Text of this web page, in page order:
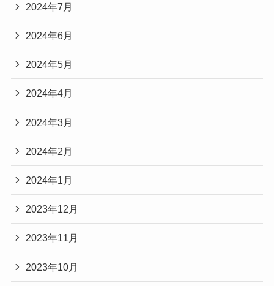
2024年7月
2024年6月
2024年5月
2024年4月
2024年3月
2024年2月
2024年1月
2023年12月
2023年11月
2023年10月